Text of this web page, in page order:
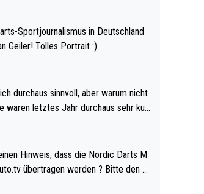
Sportjournalismus in Deutschland
Geiler! Tolles Portrait :).
durchaus sinnvoll, aber warum nicht
Qualifikation des Weltm
übertragen werden ? Bitte den A